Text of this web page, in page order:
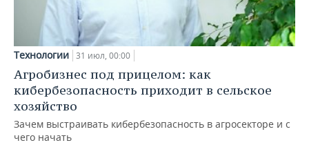
Технологии 31 июл, 00:00
Агробизнес под прицелом: как
кибербезопасность приходит в сельское
хозяйство
Зачем выстраивать кибербезопасность в агросекторе и с
чего начать